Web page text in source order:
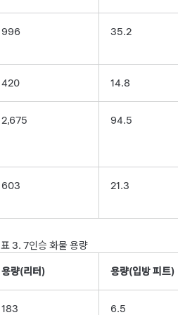
996 35.2
420 14.8
2,675 94.5
603 21.3
표 3. 7인승 화물 용량
용량(리터) 용량(입방 피트)
183 6.5